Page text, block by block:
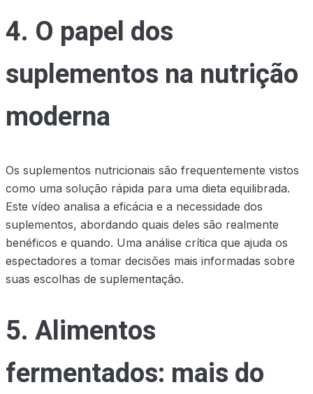
4. O papel dos
suplementos na nutrição
moderna
Os suplementos nutricionais são frequentemente vistos
como uma solução rápida para uma dieta equilibrada.
Este vídeo analisa a eficácia e a necessidade dos
suplementos, abordando quais deles são realmente
benéficos e quando. Uma análise crítica que ajuda os
espectadores a tomar decisões mais informadas sobre
suas escolhas de suplementação.
5. Alimentos
fermentados: mais do